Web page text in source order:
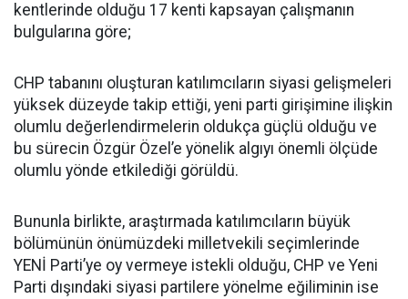
kentlerinde olduğu 17 kenti kapsayan çalışmanın
bulgularına göre;
CHP tabanını oluşturan katılımcıların siyasi gelişmeleri
yüksek düzeyde takip ettiği, yeni parti girişimine ilişkin
olumlu değerlendirmelerin oldukça güçlü olduğu ve
bu sürecin Özgür Özel’e yönelik algıyı önemli ölçüde
olumlu yönde etkilediği görüldü.
Bununla birlikte, araştırmada katılımcıların büyük
bölümünün önümüzdeki milletvekili seçimlerinde
YENİ Parti’ye oy vermeye istekli olduğu, CHP ve Yeni
Parti dışındaki siyasi partilere yönelme eğiliminin ise